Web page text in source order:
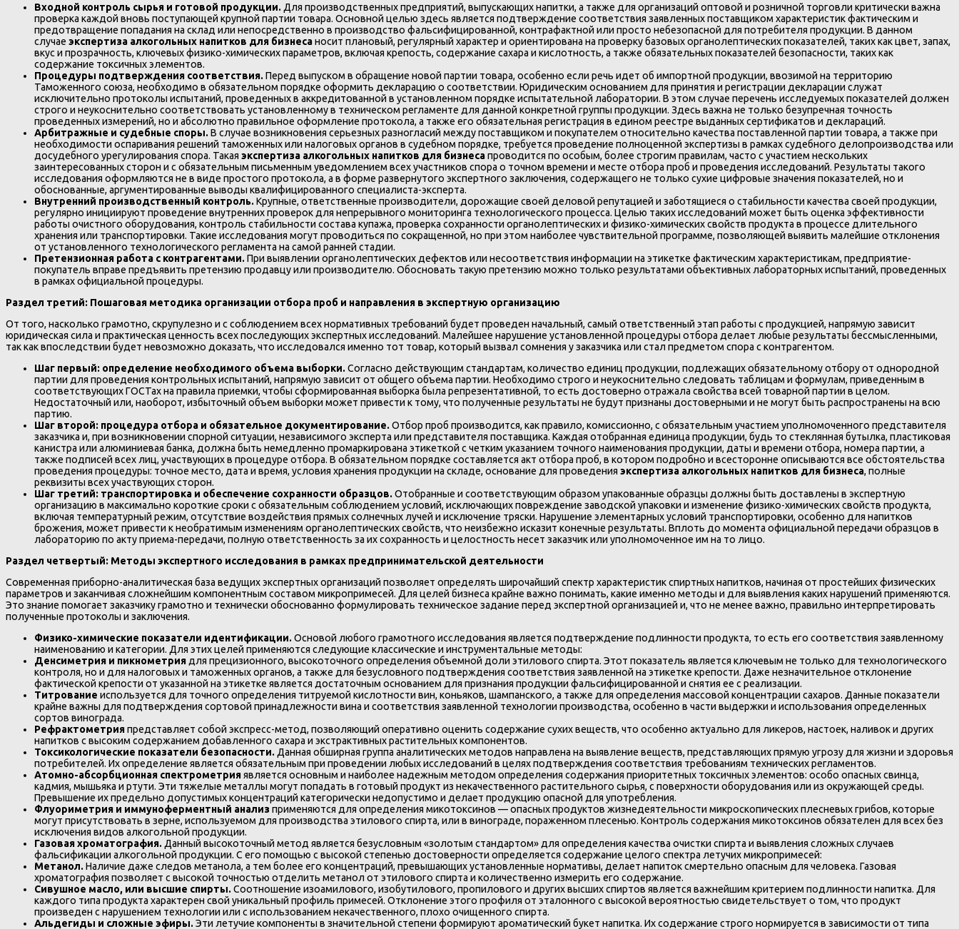
Входной контроль сырья и готовой продукции. Для производственных предприятий, выпускающих напитки, а также для организаций оптовой и розничной торговли критически важна
проверка каждой вновь поступающей крупной партии товара. Основной целью здесь является подтверждение соответствия заявленных поставщиком характеристик фактическим и
предотвращение попадания на склад или непосредственно в производство фальсифицированной, контрафактной или просто небезопасной для потребителя продукции. В данном
случае экспертиза алкогольных напитков для бизнесаносит плановый, регулярный характер и ориентирована на проверку базовых органолептических показателей, таких как цвет, запах,
вкус и прозрачность, ключевых физико-химических параметров, включая крепость, содержание сахара и кислотность, а также обязательных показателей безопасности, таких как
содержание токсичных элементов.
Процедуры подтверждения соответствия.Перед выпуском в обращение новой партии товара, особенно если речь идет об импортной продукции, ввозимой на территорию
Таможенного союза, необходимо в обязательном порядке оформить декларацию о соответствии. Юридическим основанием для принятия и регистрации декларации служат
исключительно протоколы испытаний, проведенных в аккредитованной в установленном порядке испытательной лаборатории. В этом случае перечень исследуемых показателей должен
строго и неукоснительно соответствовать установленному в техническом регламенте для данной конкретной группы продукции. Здесь важна не только безупречная точность
проведенных измерений, но и абсолютно правильное оформление протокола, а также его обязательная регистрация в едином реестре выданных сертификатов и деклараций.
Арбитражные и судебные споры.В случае возникновения серьезных разногласий между поставщиком и покупателем относительно качества поставленной партии товара, а также при
необходимости оспаривания решений таможенных или налоговых органов в судебном порядке, требуется проведение полноценной экспертизы в рамках судебного делопроизводства или
досудебного урегулирования спора. Такая экспертиза алкогольных напитков для бизнесапроводится по особым, более строгим правилам, часто с участием нескольких
заинтересованных сторон и с обязательным письменным уведомлением всех участников спора о точном времени и месте отбора проб и проведения исследований. Результаты такого
исследования оформляются не в виде простого протокола, а в форме развернутого экспертного заключения, содержащего не только сухие цифровые значения показателей, но и
обоснованные, аргументированные выводы квалифицированного специалиста-эксперта.
Внутренний производственный контроль.Крупные, ответственные производители, дорожащие своей деловой репутацией и заботящиеся о стабильности качества своей продукции,
регулярно инициируют проведение внутренних проверок для непрерывного мониторинга технологического процесса. Целью таких исследований может быть оценка эффективности
работы очистного оборудования, контроль стабильности состава купажа, проверка сохранности органолептических и физико-химических свойств продукта в процессе длительного
хранения или транспортировки. Такие исследования могут проводиться по сокращенной, но при этом наиболее чувствительной программе, позволяющей выявить малейшие отклонения
от установленного технологического регламента на самой ранней стадии.
Претензионная работа с контрагентами.При выявлении органолептических дефектов или несоответствия информации на этикетке фактическим характеристикам, предприятие-
покупатель вправе предъявить претензию продавцу или производителю. Обосновать такую претензию можно только результатами объективных лабораторных испытаний, проведенных
в рамках официальной процедуры.
Раздел третий: Пошаговая методика организации отбора проб и направления в экспертную организацию
От того, насколько грамотно, скрупулезно и с соблюдением всех нормативных требований будет проведен начальный, самый ответственный этап работы с продукцией, напрямую зависит
юридическая сила и практическая ценность всех последующих экспертных исследований. Малейшее нарушение установленной процедуры отбора делает любые результаты бессмысленными,
так как впоследствии будет невозможно доказать, что исследовался именно тот товар, который вызвал сомнения у заказчика или стал предметом спора с контрагентом.
Шаг первый: определение необходимого объема выборки.Согласно действующим стандартам, количество единиц продукции, подлежащих обязательному отбору от однородной
партии для проведения контрольных испытаний, напрямую зависит от общего объема партии. Необходимо строго и неукоснительно следовать таблицам и формулам, приведенным в
соответствующих ГОСТах на правила приемки, чтобы сформированная выборка была репрезентативной, то есть достоверно отражала свойства всей товарной партии в целом.
Недостаточный или, наоборот, избыточный объем выборки может привести к тому, что полученные результаты не будут признаны достоверными и не могут быть распространены на всю
партию.
Шаг второй: процедура отбора и обязательное документирование.Отбор проб производится, как правило, комиссионно, с обязательным участием уполномоченного представителя
заказчика и, при возникновении спорной ситуации, независимого эксперта или представителя поставщика. Каждая отобранная единица продукции, будь то стеклянная бутылка, пластиковая
канистра или алюминиевая банка, должна быть немедленно промаркирована этикеткой с четким указанием точного наименования продукции, даты и времени отбора, номера партии, а
также подписей всех лиц, участвующих в процедуре отбора. В обязательном порядке составляется акт отбора проб, в котором подробно и всесторонне описываются все обстоятельства
проведения процедуры: точное место, дата и время, условия хранения продукции на складе, основание для проведения экспертиза алкогольных напитков для бизнеса, полные
реквизиты всех участвующих сторон.
Шаг третий: транспортировка и обеспечение сохранности образцов.Отобранные и соответствующим образом упакованные образцы должны быть доставлены в экспертную
организацию в максимально короткие сроки с обязательным соблюдением условий, исключающих повреждение заводской упаковки и изменение физико-химических свойств продукта,
включая температурный режим, отсутствие воздействия прямых солнечных лучей и исключение тряски. Нарушение элементарных условий транспортировки, особенно для напитков
брожения, может привести к необратимым изменениям органолептических свойств, что неизбежно исказит конечные результаты. Вплоть до момента официальной передачи образцов в
лабораторию по акту приема-передачи, полную ответственность за их сохранность и целостность несет заказчик или уполномоченное им на то лицо.
Раздел четвертый: Методы экспертного исследования в рамках предпринимательской деятельности
Современная приборно-аналитическая база ведущих экспертных организаций позволяет определять широчайший спектр характеристик спиртных напитков, начиная от простейших физических
параметров и заканчивая сложнейшим компонентным составом микропримесей. Для целей бизнеса крайне важно понимать, какие именно методы и для выявления каких нарушений применяются.
Это знание помогает заказчику грамотно и технически обоснованно формулировать техническое задание перед экспертной организацией и, что не менее важно, правильно интерпретировать
полученные протоколы и заключения.
Физико-химические показатели идентификации.Основой любого грамотного исследования является подтверждение подлинности продукта, то есть его соответствия заявленному
наименованию и категории. Для этих целей применяются следующие классические и инструментальные методы:
Денсиметрия и пикнометрия для прецизионного, высокоточного определения объемной доли этилового спирта. Этот показатель является ключевым не только для технологического
контроля, но и для налоговых и таможенных органов, а также для безусловного подтверждения соответствия заявленной на этикетке крепости. Даже незначительное отклонение
фактической крепости от указанной на этикетке является достаточным основанием для признания продукции фальсифицированной и снятия ее с реализации.
Титрование используется для точного определения титруемой кислотности вин, коньяков, шампанского, а также для определения массовой концентрации сахаров. Данные показатели
крайне важны для подтверждения сортовой принадлежности вина и соответствия заявленной технологии производства, особенно в части выдержки и использования определенных
сортов винограда.
Рефрактометрияпредставляет собой экспресс-метод, позволяющий оперативно оценить содержание сухих веществ, что особенно актуально для ликеров, настоек, наливок и других
напитков с высоким содержанием добавленного сахара и экстрактивных растительных компонентов.
Токсикологические показатели безопасности. Данная обширная группа аналитических методов направлена на выявление веществ, представляющих прямую угрозу для жизни и здоровья
потребителей. Их определение является обязательным при проведении любых исследований в целях подтверждения соответствия требованиям технических регламентов.
Атомно-абсорбционная спектрометрияявляется основным и наиболее надежным методом определения содержания приоритетных токсичных элементов: особо опасных свинца,
кадмия, мышьяка и ртути. Эти тяжелые металлы могут попадать в готовый продукт из некачественного растительного сырья, с поверхности оборудования или из окружающей среды.
Превышение их предельно допустимых концентраций категорически недопустимо и делает продукцию опасной для употребления.
Флуориметрия и иммуноферментный анализприменяются для определения микотоксинов — опасных продуктов жизнедеятельности микроскопических плесневых грибов, которые
могут присутствовать в зерне, используемом для производства этилового спирта, или в винограде, пораженном плесенью. Контроль содержания микотоксинов обязателен для всех без
исключения видов алкогольной продукции.
Газовая хроматография. Данный высокоточный метод является безусловным «золотым стандартом» для определения качества очистки спирта и выявления сложных случаев
фальсификации алкогольной продукции. С его помощью с высокой степенью достоверности определяется содержание целого спектра летучих микропримесей:
Метанол.Наличие даже следов метанола, а тем более его концентраций, превышающих установленные нормативы, делает напиток смертельно опасным для человека. Газовая
хроматография позволяет с высокой точностью отделить метанол от этилового спирта и количественно измерить его содержание.
Сивушное масло, или высшие спирты.Соотношение изоамилового, изобутилового, пропилового и других высших спиртов является важнейшим критерием подлинности напитка. Для
каждого типа продукта характерен свой уникальный профиль примесей. Отклонение этого профиля от эталонного с высокой вероятностью свидетельствует о том, что продукт
произведен с нарушением технологии или с использованием некачественного, плохо очищенного спирта.
Альдегиды и сложные эфиры.Эти летучие компоненты в значительной степени формируют ароматический букет напитка. Их содержание строго нормируется в зависимости от типа